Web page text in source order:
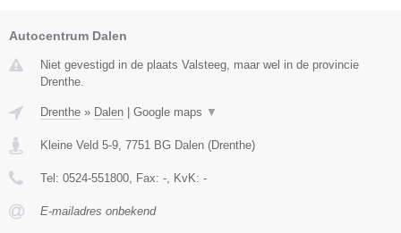
Autocentrum Dalen
Niet gevestigd in de plaats Valsteeg, maar wel in de provincie
Drenthe.
Drenthe » Dalen | Google maps ▼
Kleine Veld 5-9 7751 BG Dalen (Drenthe)
Tel: 0524-551800 , Fax: - , KvK: -
E-mailadres onbekend